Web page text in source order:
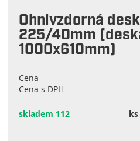
Ohnivzdorná
225/40mm
1000x610mm)
Cena
Cena s DPH
skladem 112 ks